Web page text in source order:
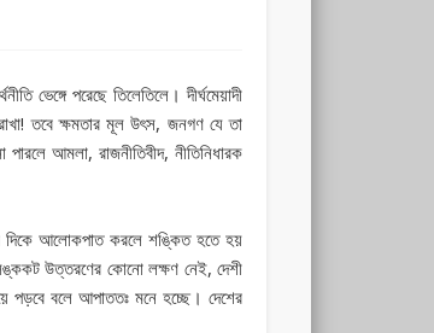
পরেছে তিলেতিলে। দীর্ঘমেয়াদী
তবে ক্ষমতার মূল উৎস, জনগণ যে তা
আমলা, রাজনীতিবীদ, নীতিনিধারক
দিকে আলোকপাত করলে শঙ্কিত হতে হয়
উত্তরণের কোনো লক্ষণ নেই, দেশী
পড়বে বলে আপাততঃ মনে হচ্ছে। দেশের